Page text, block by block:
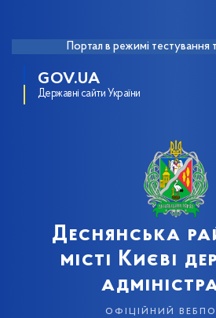
Портал в режимі тестування
GOV.UA
Державні сайти України
Деснянська
місті Києві
офіційний